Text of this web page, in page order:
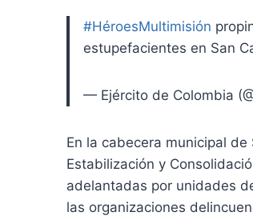
#HéroesMultimisión
estupefacientes en San
— Ejército de Colombia
En la cabecera municipal
Estabilización y
adelantadas por unidades
las organizaciones